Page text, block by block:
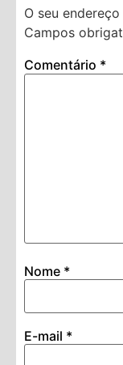
O seu
Campos
Comentário *
Nome *
E-mail *